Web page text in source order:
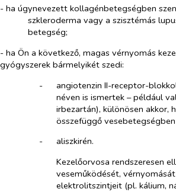
- ha úgynevezett kollagénbetegségben
szkleroderma vagy a szisztémás
betegség;
- ha Ön a következő, magas vérnyomás
gyógyszerek bármelyikét szedi:
-​
angiotenzin II-receptor-
néven is ismertek – például
irbezartán), különösen akkor,
összefüggő
-​
aliszkirén.
Kezelőorvosa rendszeresen
veseműködését,
elektrolitszintjeit (pl. kálium,